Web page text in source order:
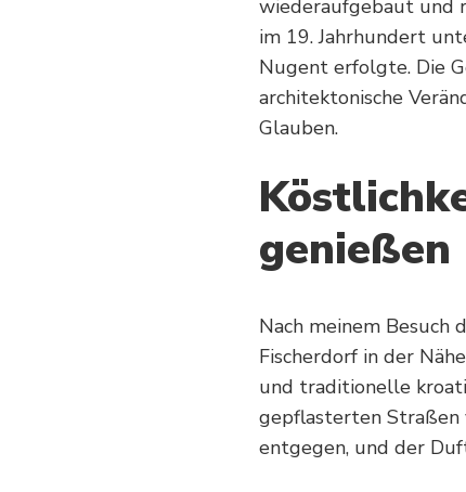
wiederaufgebaut und
im 19. Jahrhundert
Nugent erfolgte. Die
architektonische
Glauben.
genießen
Nach meinem Besuch
Fischerdorf in der
und traditionelle
gepflasterten Straßen
entgegen, und der